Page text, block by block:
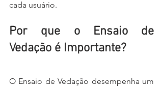
cada usuário.
Por que o Ensaio de
Vedação é Importante?
O Ensaio de Vedação desempenha um